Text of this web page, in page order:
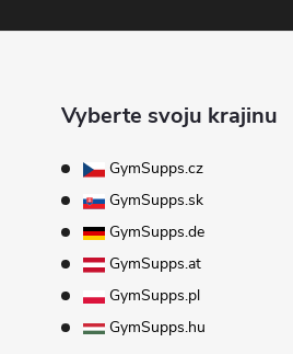
Vyberte svoju krajinu
GymSupps.cz
GymSupps.sk
GymSupps.de
GymSupps.at
GymSupps.pl
GymSupps.hu